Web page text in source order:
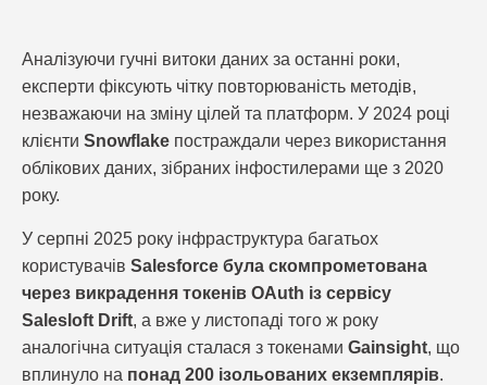
Аналізуючи гучні витоки даних за останні роки,
експерти фіксують чітку повторюваність методів,
незважаючи на зміну цілей та платформ. У 2024 році
клієнти Snowflake постраждали через використання
облікових даних, зібраних інфостилерами ще з 2020
року.
У серпні 2025 року інфраструктура багатьох
користувачів Salesforce була скомпрометована
через викрадення токенів OAuth із сервісу
Salesloft Drift, а вже у листопаді того ж року
аналогічна ситуація сталася з токенами Gainsight, що
вплинуло на понад 200 ізольованих екземплярів.